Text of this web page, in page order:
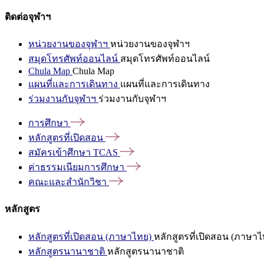
ติดต่อจุฬาฯ
หน่วยงานของจุฬาฯ หน่วยงานของจุฬาฯ
สมุดโทรศัพท์ออนไลน์ สมุดโทรศัพท์ออนไลน์
Chula Map Chula Map
แผนที่และการเดินทาง แผนที่และการเดินทาง
ร่วมงานกับจุฬาฯ ร่วมงานกับจุฬาฯ
การศึกษา
หลักสูตรที่เปิดสอน
สมัครเข้าศึกษา TCAS
ค่าธรรมเนียมการศึกษา
คณะและสำนักวิชา
หลักสูตร
หลักสูตรที่เปิดสอน (ภาษาไทย) หลักสูตรที่เปิดสอน (ภาษาไ
หลักสูตรนานาชาติ หลักสูตรนานาชาติ